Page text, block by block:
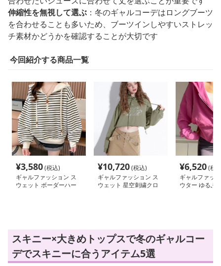
伸縮性を無視して選ぶ ：冬のギャルコーデはロングブーツ
を合わせることも多いため、ブーツインしやすいストレッ
チ素材かどうかを確認することが大切です
今回紹介する商品一覧
¥3,580(税込)
ギャルファッション ス
ウェット ボーダーハー
¥10,720(税込)
ギャルファッション ス
ウェット 星空刺繍クロ
¥6,520(税
ギャルファッ
ウター ゆるふ
スキニー×大きめトップスで冬のギャルコー
デでスキニーに合うアイテム5選